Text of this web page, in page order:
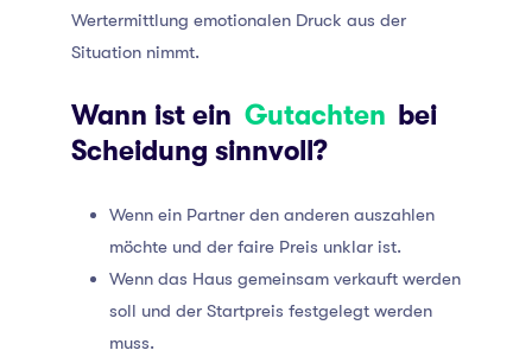
Wertermittlung emotionalen Druck aus der
Situation nimmt.
Wann ist ein Gutachten bei
Scheidung sinnvoll?
Wenn ein Partner den anderen auszahlen
möchte und der faire Preis unklar ist.
Wenn das Haus gemeinsam verkauft werden
soll und der Startpreis festgelegt werden
muss.